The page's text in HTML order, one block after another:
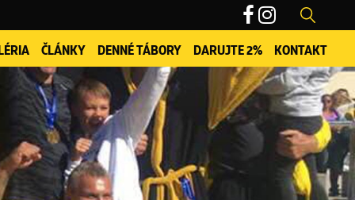
ČLÁNKY DENNÉ TÁBORY DARUJTE 2% KONTAKT